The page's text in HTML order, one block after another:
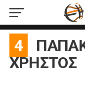
4
ΧΡΗΣΤΟΣ